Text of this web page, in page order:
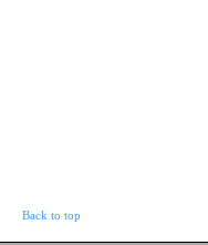
Back to top